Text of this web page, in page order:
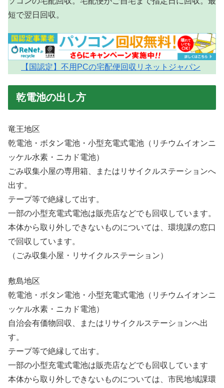
短で翌日回収。
【国認定】不用PCの宅配便回収リネットジャパン
乾電池の出し方
竜王地区
乾電池・ボタン電池・小型充電式電池（リチウムイオンニ
ッケル水素・ニカド電池）
ごみ収集小屋の専用箱、またはリサイクルステーションへ
出す。
テープ等で絶縁して出す。
一部の小型充電式電池は販売店などでも回収しています。
本体から取り外しできないものについては、環境課の窓口
で回収しています。
（ごみ収集小屋・リサイクルステーション）
敷島地区
乾電池・ボタン電池・小型充電式電池（リチウムイオンニ
ッケル水素・ニカド電池）
自治会有価物回収、またはリサイクルステーションへ出
す。
テープ等で絶縁して出す。
一部の小型充電式電池は販売店などでも回収しています
本体から取り外しできないものについては、市民地域課環